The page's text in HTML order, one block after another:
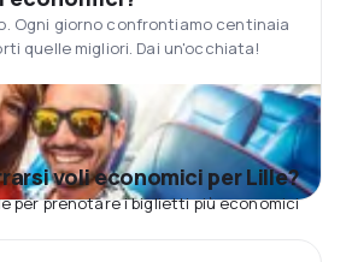
Ogni giorno confrontiamo centinaia
quelle migliori. Dai un'occhiata!
voli economici per Lille?
per prenotare i biglietti più economici